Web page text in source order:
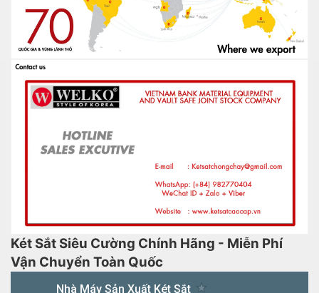
Két Sắt Siêu Cường Chính Hãng - Miễn Phí
Vận Chuyển Toàn Quốc